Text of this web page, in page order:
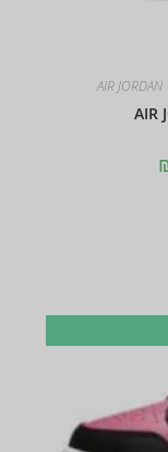
AIR
AIR